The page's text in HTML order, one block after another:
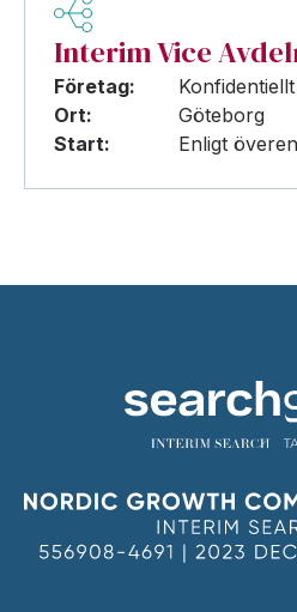
Interim Vice
Företag:
Konfidentiellt
Ort:
Göteborg
Start:
Enligt